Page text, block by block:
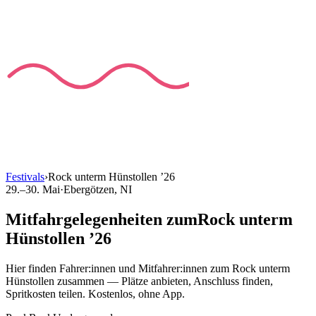
Festivals›Rock unterm Hünstollen ’26
29.–30. Mai·Ebergötzen, NI
Mitfahrgelegenheiten zumRock unterm
Hünstollen ’26
Hier finden Fahrer:innen und Mitfahrer:innen zum Rock unterm
Hünstollen zusammen — Plätze anbieten, Anschluss finden,
Spritkosten teilen. Kostenlos, ohne App.